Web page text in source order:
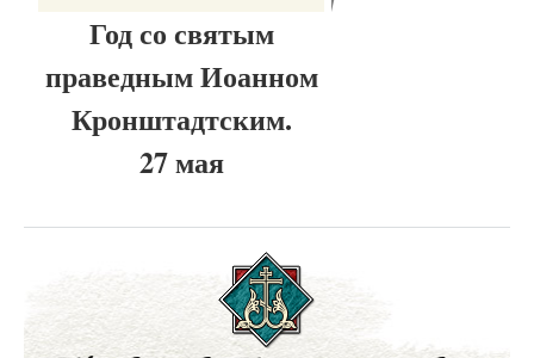
Год со святым
праведным Иоанном
Кронштадтским.
27 мая